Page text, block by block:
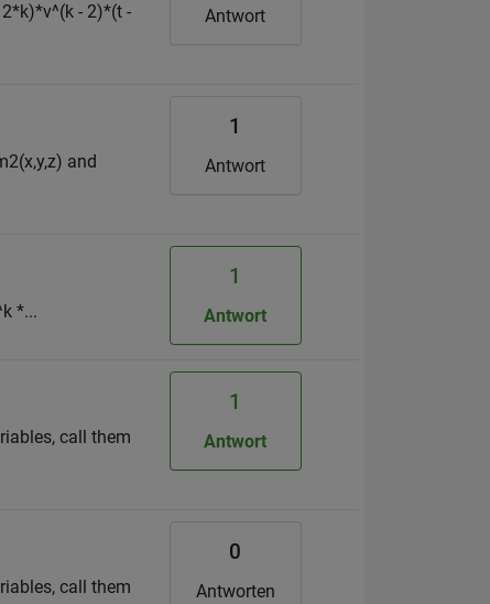
- 2)*(t -
Antwort
and
1
Antwort
*...
1
Antwort
call them
1
Antwort
call them
0
Antworten